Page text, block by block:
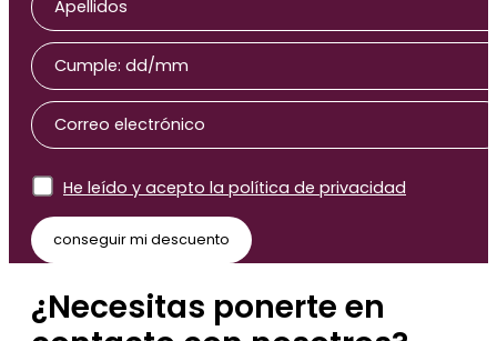
He leído y acepto la política de privacidad
¿Necesitas ponerte en